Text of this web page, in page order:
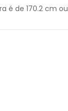
é de 170.2cm ou